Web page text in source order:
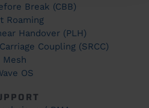
Break (CBB)
Roaming
Handover (PLH)
Coupling (SRCC)
Mesh
OS